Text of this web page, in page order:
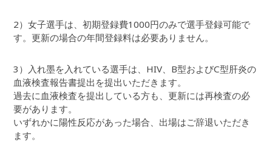
2）女子選手は、初期登録費1000円のみで選手登録可能で
す。更新の場合の年間登録料は必要ありません。
3）入れ墨を入れている選手は、HIV、B型およびC型肝炎の
血液検査報告書提出を提出いただきます。
過去に血液検査を提出している方も、更新には再検査の必
要があります。
いずれかに陽性反応があった場合、出場はご辞退いただき
ます。